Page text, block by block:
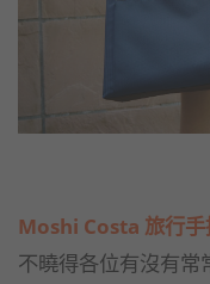
Moshi Costa 旅行手
不曉得各位有沒有